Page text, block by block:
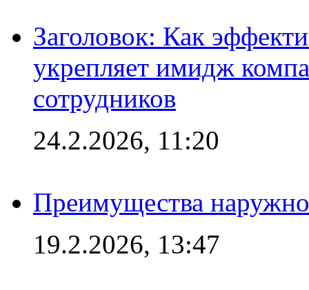
Заголовок: Как
укрепляет имидж
сотрудников
24.2.2026, 11:20
Преимущества
19.2.2026, 13:47